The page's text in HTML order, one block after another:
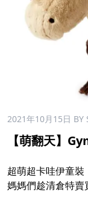
2021年10月15日 BY
【萌翻天】
超萌超卡哇伊童裝
媽媽們趁清倉特賣